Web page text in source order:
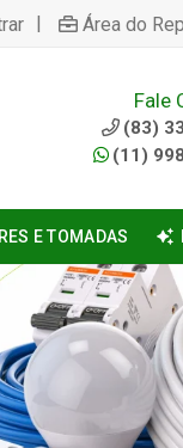
| Área do
Fale
(83)
(11)
E TOMADAS